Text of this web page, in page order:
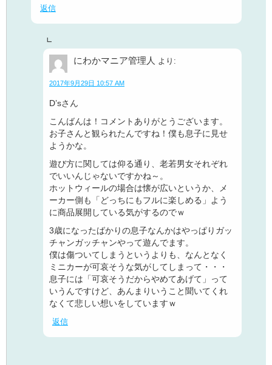
返信
にわかマニア管理人 より:
2017年9月29日 10:57 AM
D’sさん
こんばんは！コメントありがとうございます。
お子さんと観られたんですね！僕も息子に見せ
ようかな。
遊び方に関しては仰る通り、老若男女それぞれ
でいいんじゃないですかね～。
ホットウィールの場合は懐が広いというか、メ
ーカー側も「どっちにもフルに楽しめる」よう
に商品展開している気がするのでｗ
3歳になったばかりの息子なんかはやっぱりガッ
チャンガッチャンやって遊んでます。
僕は傷ついてしまうというよりも、なんとなく
ミニカーが可哀そうな気がしてしまって・・・
息子には「可哀そうだからやめてあげて」って
いうんですけど、あんまりいうこと聞いてくれ
なくて悲しい想いをしていますｗ
返信